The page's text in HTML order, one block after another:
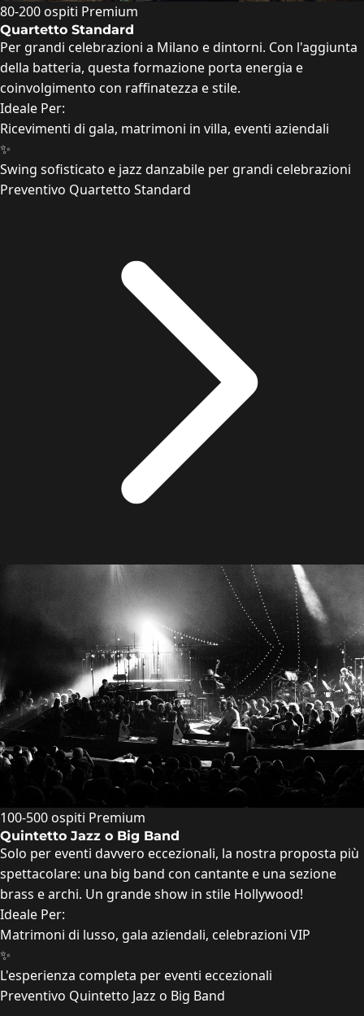
80-200 ospiti Premium
Quartetto Standard
Per grandi celebrazioni a Milano e dintorni. Con l'aggiunta
della batteria, questa formazione porta energia e
coinvolgimento con raffinatezza e stile.
Ideale Per:
Ricevimenti di gala, matrimoni in villa, eventi aziendali
✨
Swing sofisticato e jazz danzabile per grandi celebrazioni
Preventivo Quartetto Standard
100-500 ospiti Premium
Quintetto Jazz o Big Band
Solo per eventi davvero eccezionali, la nostra proposta più
spettacolare: una big band con cantante e una sezione
brass e archi. Un grande show in stile Hollywood!
Ideale Per:
Matrimoni di lusso, gala aziendali, celebrazioni VIP
✨
L'esperienza completa per eventi eccezionali
Preventivo Quintetto Jazz o Big Band